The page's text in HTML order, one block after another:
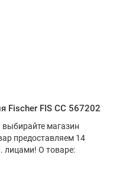
Fischer FIS CC 567202
магазин
предоставляем 14
лицами! О товаре: